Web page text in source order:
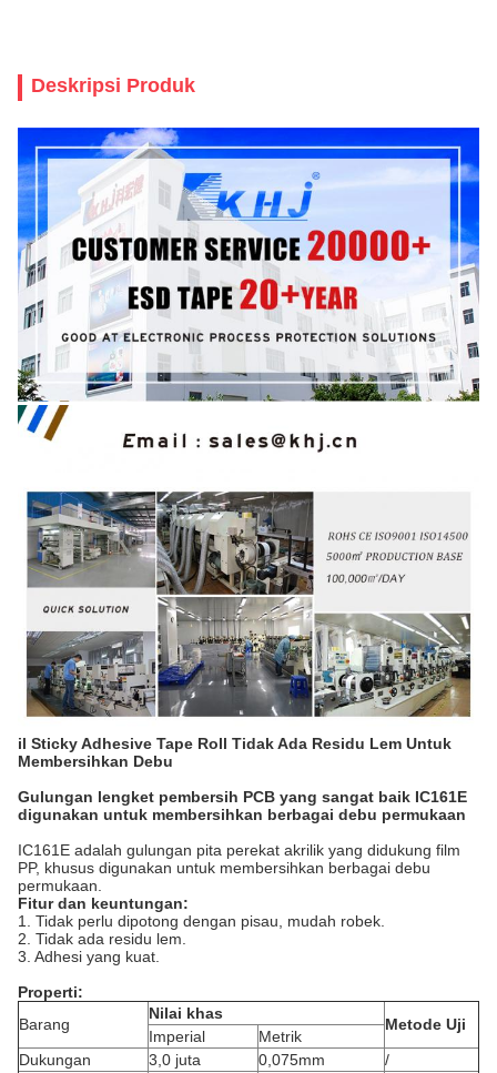
Deskripsi Produk
il Sticky Adhesive Tape Roll Tidak Ada Residu Lem Untuk
Membersihkan Debu
Gulungan lengket pembersih PCB yang sangat baik IC161E
digunakan untuk membersihkan berbagai debu permukaan
IC161E adalah gulungan pita perekat akrilik yang didukung film
PP, khusus digunakan untuk membersihkan berbagai debu
permukaan.
Fitur dan keuntungan:
1. Tidak perlu dipotong dengan pisau, mudah robek.
2. Tidak ada residu lem.
3. Adhesi yang kuat.
Properti:
Barang
Nilai khas
Metode Uji
Imperial
Metrik
Dukungan
3,0 juta 0,075mm /